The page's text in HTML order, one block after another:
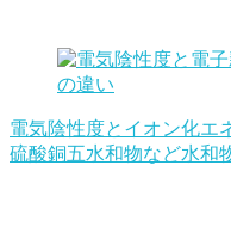
電気陰性度とイオン化エ
硫酸銅五水和物など水和